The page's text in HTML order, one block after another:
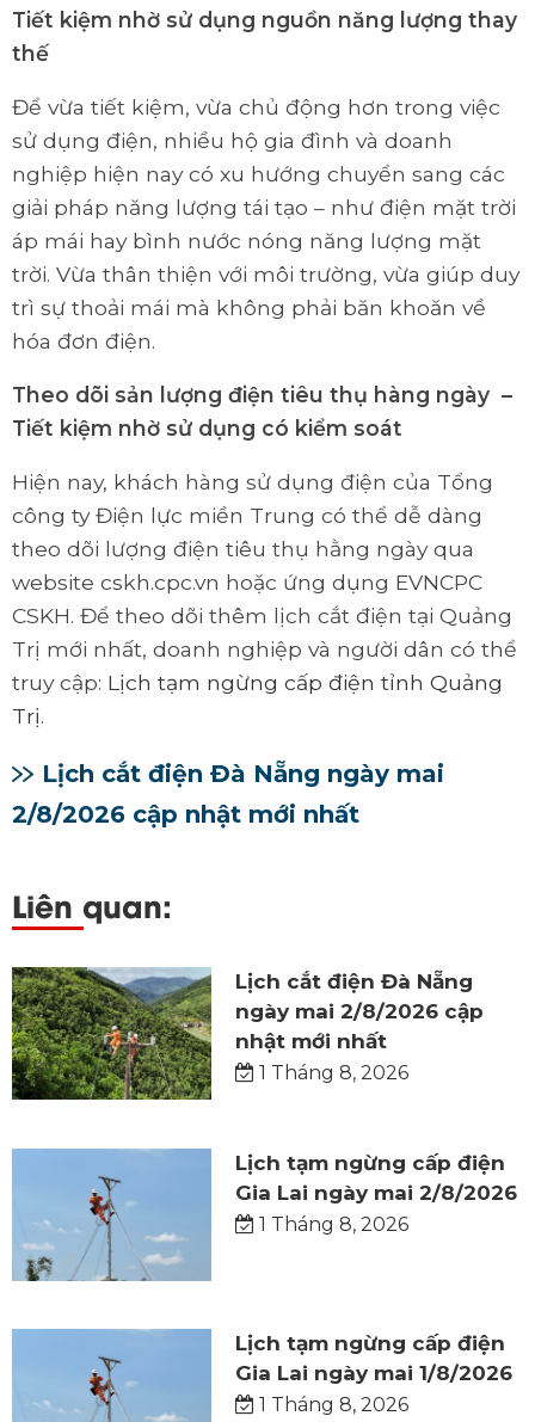
Tiết kiệm nhờ sử dụng nguồn năng lượng thay
thế
Để vừa tiết kiệm, vừa chủ động hơn trong việc
sử dụng điện, nhiều hộ gia đình và doanh
nghiệp hiện nay có xu hướng chuyển sang các
giải pháp năng lượng tái tạo – như điện mặt trời
áp mái hay bình nước nóng năng lượng mặt
trời. Vừa thân thiện với môi trường, vừa giúp duy
trì sự thoải mái mà không phải băn khoăn về
hóa đơn điện.
Theo dõi sản lượng điện tiêu thụ hàng ngày –
Tiết kiệm nhờ sử dụng có kiểm soát
Hiện nay, khách hàng sử dụng điện của Tổng
công ty Điện lực miền Trung có thể dễ dàng
theo dõi lượng điện tiêu thụ hằng ngày qua
website cskh.cpc.vn hoặc ứng dụng EVNCPC
CSKH. Để theo dõi thêm lịch cắt điện tại Quảng
Trị mới nhất, doanh nghiệp và người dân có thể
truy cập: Lịch tạm ngừng cấp điện tỉnh Quảng
Trị.
Lịch cắt điện Đà Nẵng ngày mai
2/8/2026 cập nhật mới nhất
Liên quan:
Lịch cắt điện Đà Nẵng
ngày mai 2/8/2026 cập
nhật mới nhất
1 Tháng 8, 2026
Lịch tạm ngừng cấp điện
Gia Lai ngày mai 2/8/2026
1 Tháng 8, 2026
Lịch tạm ngừng cấp điện
Gia Lai ngày mai 1/8/2026
1 Tháng 8, 2026